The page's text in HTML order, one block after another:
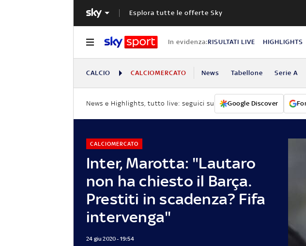
Esplora tutte le offerte Sky
In evidenza:RISULTATI LIVE HIGHLIGHTS
CALCIO CALCIOMERCATO News Tabellone Serie A
News e Highlights, tutto live: seguici su Google Discover
Inter, Marotta: "Lautaro
non ha chiesto il Barça.
Prestiti in scadenza? Fifa
intervenga"
CALCIOMERCATO
24 giu 2020 - 19:54